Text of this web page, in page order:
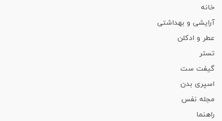
خانه
آرایشی و بهداشتی
عطر و ادکلن
تستر
گیفت ست
اسپری بدن
مجله نفس
راهنما